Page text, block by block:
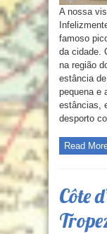
A nossa
famoso
da cidade.
na região
estância
pequena e
estâncias,
desporto
Read
Côte